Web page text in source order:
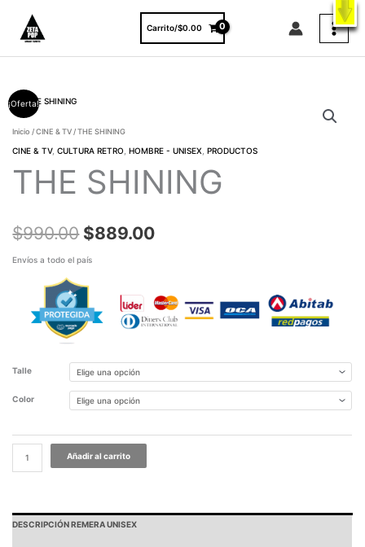
X
VER PRODUCTOS
contenido
Carrito/$0.00
¡Oferta!
Inicio /CINE & TV/ THE SHINING
CINE & TV,CULTURA RETRO ,HOMBRE - UNISEX ,PRODUCTOS
THE SHINING
$990.00
precio
original
era:
$990.00.
$889.00
actual
$889.00.
Envíos a todo el país
Talle
Color
THE
SHINING
cantidad
Añadir al carrito
DESCRIPCIÓN REMERA UNISEX